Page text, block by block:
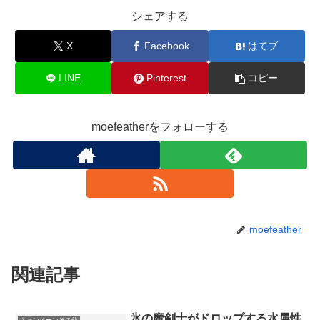
シェアする
X Facebook はてブ
LINE Pinterest コピー
moefeatherをフォローする
moefeather
関連記事